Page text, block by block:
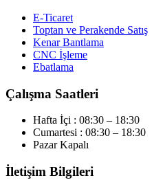
E-Ticaret
Toptan ve Perakende Satış
Kenar Bantlama
CNC İşleme
Ebatlama
Çalışma Saatleri
Hafta İçi : 08:30 – 18:30
Cumartesi : 08:30 – 18:30
Pazar Kapalı
İletişim Bilgileri